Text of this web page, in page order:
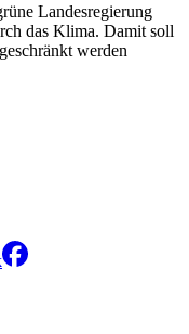
Landesregierung
das Klima. Damit soll
werden